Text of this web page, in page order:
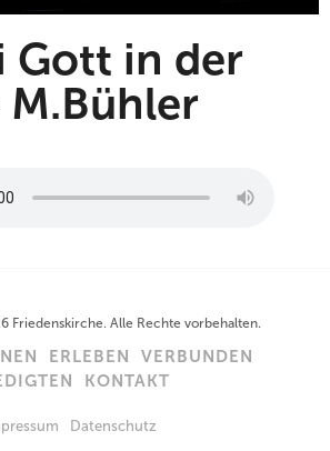
Gott in der
Friedenskirche. Alle Rechte vorbehalten.
ERLEBEN
VERBUNDEN
KONTAKT
Datenschutz